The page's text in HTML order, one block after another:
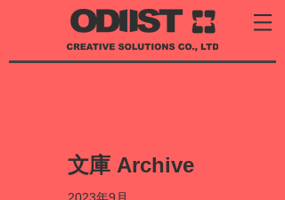
​文庫 Archive